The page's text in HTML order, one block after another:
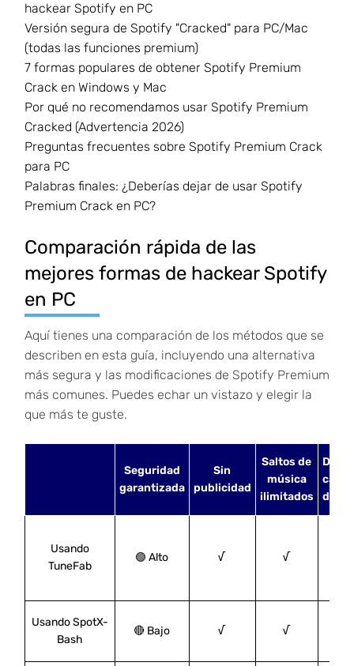
hackear Spotify en PC
Versión segura de Spotify "Cracked" para PC/Mac
(todas las funciones premium)
7 formas populares de obtener Spotify Premium
Crack en Windows y Mac
Por qué no recomendamos usar Spotify Premium
Cracked (Advertencia 2026)
Preguntas frecuentes sobre Spotify Premium Crack
para PC
Palabras finales: ¿Deberías dejar de usar Spotify
Premium Crack en PC?
Comparación rápida de las
mejores formas de hackear Spotify
en PC
Aquí tienes una comparación de los métodos que se
describen en esta guía, incluyendo una alternativa
más segura y las modificaciones de Spotify Premium
más comunes. Puedes echar un vistazo y elegir la
que más te guste.
Seguridad
garantizada
Sin
publicidad
Saltos de
música
ilimitados
de
Usando
TuneFab
🟢 Alto √ √
Usando SpotX-
Bash
🔴 Bajo √ √